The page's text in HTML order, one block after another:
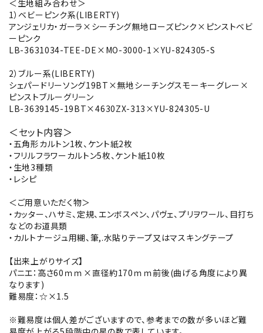
＜生地組み合わせ＞
1）ベビーピンク系(LIBERTY)
アンジェリカ・ガーラ×シーチング無地ローズピンク×ピンストベビ
ーピンク
LB-3631034-TEE-DE×MO-3000-1×YU-824305-S
2）ブルー系(LIBERTY)
シェパードリーソング19BT×無地シーチングスモーキーグレー×
ピンストブルーグリーン
LB-3639145-19BT×4630ZX-313×YU-824305-U
＜セット内容＞
・五角形カルトン1枚、ケント紙2枚
・フリルフラワーカルトン5枚、ケント紙10枚
・生地3種類
・レシピ
＜ご用意いただく物＞
・カッター、ハサミ、定規、エンボスペン、パヴェ、プリヲワール、目打ち
などのお道具類
・カルトナージュ用糊、筆,.水貼りテープ又はマスキングテープ
【出来上がりサイズ】
パニエ：高さ60ｍｍ×直径約170ｍｍ前後(曲げる角度により異
なります)
難易度：☆×1.5
※難易度は個人差がございますので、参考までの数が多いほど難